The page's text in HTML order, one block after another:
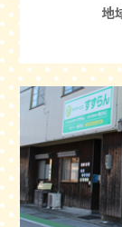
地